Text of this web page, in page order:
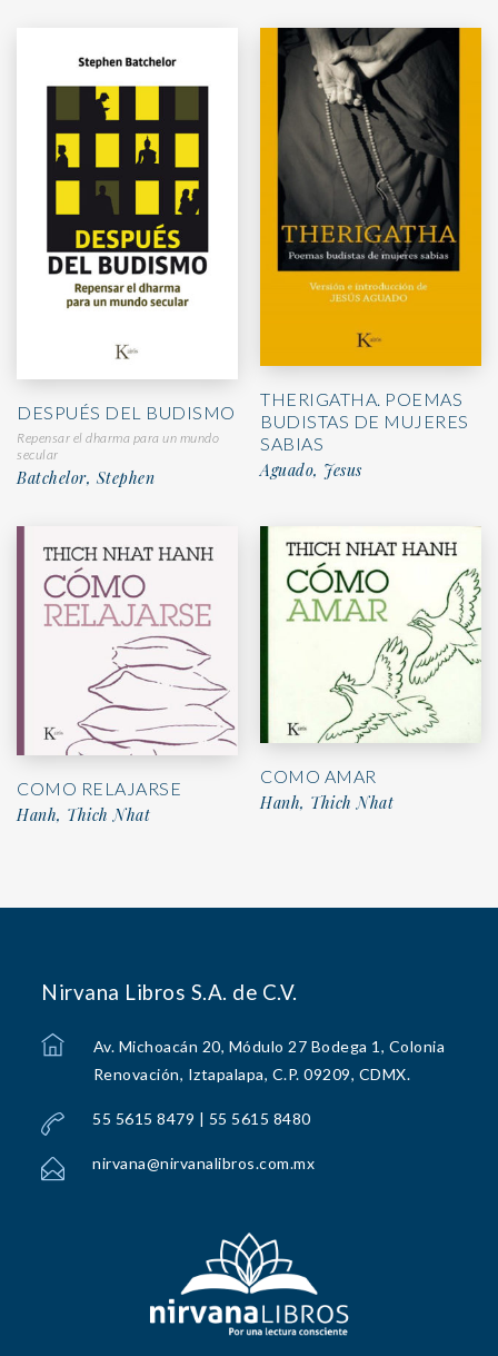
DESPUÉS DEL BUDISMO
Repensar el dharma para un mundo
secular
Batchelor, Stephen
THERIGATHA. POEMAS
BUDISTAS DE MUJERES
SABIAS
Aguado, Jesus
COMO RELAJARSE
Hanh, Thich Nhat
COMO AMAR
Hanh, Thich Nhat
Nirvana Libros S.A. de C.V.
Av. Michoacán 20, Módulo 27 Bodega 1, Colonia
Renovación, Iztapalapa, C.P. 09209, CDMX.
55 5615 8479 | 55 5615 8480
nirvana@nirvanalibros.com.mx